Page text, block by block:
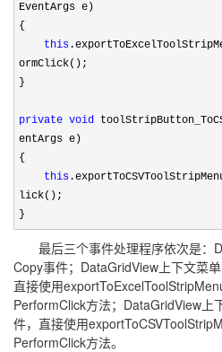
EventArgs e)
{
this
ormClick();
}
private void
entArgs e)
{
this
lick();
}
最后三个事件处理程序依次是：
Copy事件；DataGridView上下文菜
直接使用
PerformClick方法；DataGridView上
件，直接使用
PerformClick方法。